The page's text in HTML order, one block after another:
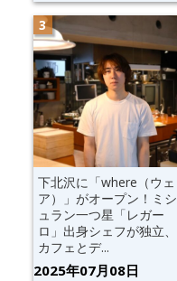
下北沢に「where（ウェ
ア）」がオープン！ミシ
ュラン一つ星「レガー
ロ」出身シェフが独立、
カフェとデ...
2025年07月08日